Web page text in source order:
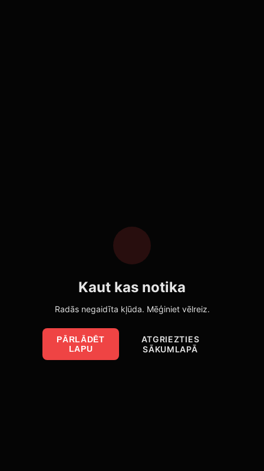
Kaut kas notika
Radās negaidīta kļūda. Mēģiniet vēlreiz.
PĀRLĀDĒT
LAPU
ATGRIEZTIES
SĀKUMLAPĀ